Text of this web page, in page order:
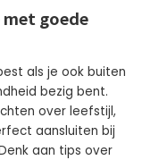
goede
als je ook buiten
bezig bent.
over leefstijl,
aansluiten bij
aan tips over